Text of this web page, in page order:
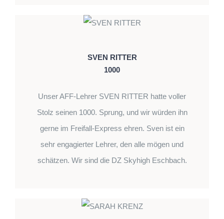
SVEN RITTER
1000
Unser AFF-Lehrer SVEN RITTER hatte voller
Stolz seinen 1000. Sprung, und wir würden ihn
gerne im Freifall-Express ehren. Sven ist ein
sehr engagierter Lehrer, den alle mögen und
schätzen. Wir sind die DZ Skyhigh Eschbach.